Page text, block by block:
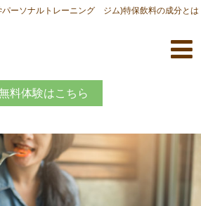
パーソナルトレーニング ジム)特保飲料の成分とは
料体験はこちら